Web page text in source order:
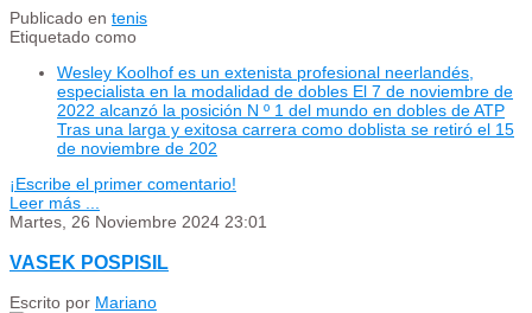
Publicado en tenis
Etiquetado como
Wesley Koolhof es un extenista profesional neerlandés,
especialista en la modalidad de dobles El 7 de noviembre de
2022 alcanzó la posición N º 1 del mundo en dobles de ATP
Tras una larga y exitosa carrera como doblista se retiró el 15
de noviembre de 202
¡Escribe el primer comentario!
Leer más ...
Martes, 26 Noviembre 2024 23:01
VASEK POSPISIL
Escrito por Mariano